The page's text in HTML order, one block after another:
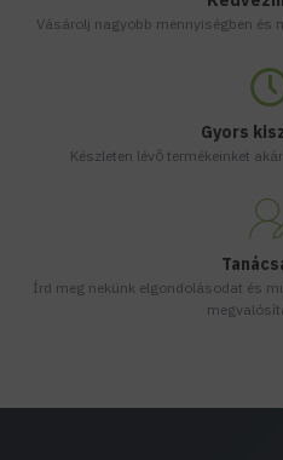
Vásárolj nagyobb mennyiségben és
Gyors
Készleten lévő termékeinket
Írd meg nekünk elgondolásodat és